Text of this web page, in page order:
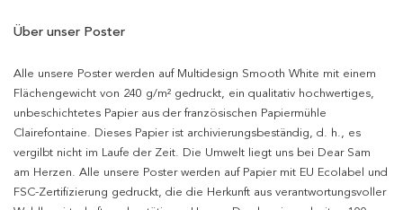
Über unser Poster
Alle unsere Poster werden auf Multidesign Smooth White mit einem
Flächengewicht von 240 g/m² gedruckt, ein qualitativ hochwertiges,
unbeschichtetes Papier aus der französischen Papiermühle
Clairefontaine. Dieses Papier ist archivierungsbeständig, d. h., es
vergilbt nicht im Laufe der Zeit. Die Umwelt liegt uns bei Dear Sam
am Herzen. Alle unsere Poster werden auf Papier mit EU Ecolabel und
FSC-Zertifizierung gedruckt, die die Herkunft aus verantwortungsvoller